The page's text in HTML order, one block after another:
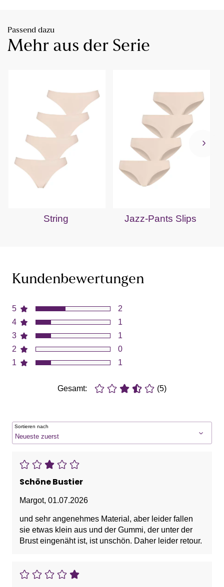
Passend dazu
Mehr aus der Serie
String Jazz-Pants Slips
Kundenbewertungen
5
4
3
2
1
2
1
1
0
1
Gesamt: (5)
Sortieren nach
Schöne Bustier
Margot, 01.07.2026
und sehr angenehmes Material, aber leider fallen
sie etwas klein aus und der Gummi, der unter der
Brust eingenäht ist, ist unschön. Daher leider retour.